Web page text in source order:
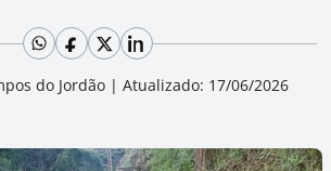
do Jordão | Atualizado: 17/06/2026